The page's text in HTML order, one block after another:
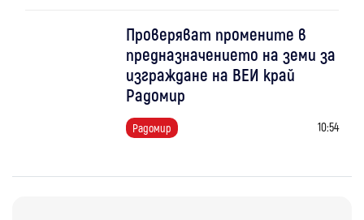
Проверяват промените в
предназначението на земи за
изграждане на ВЕИ край
Радомир
Радомир 10:54